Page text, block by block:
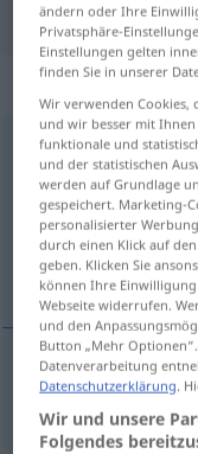
Übersetzung
aufschrecken
Übersicht aller
(Für mehr Details die
fæla á fætur
fælaáfætur
ändern oder Ihre
Privatsphäre-
Einstellungen gelten
finden Sie in unserer
Wir verwenden Cookies,
und wir besser mit
funktionale und
und der statistischen
werden auf Grundlage
gespeichert. Marketing-
personalisierter
durch einen Klick auf
geben. Klicken Sie
können Ihre
Webseite widerrufen.
und den
Button „Mehr
Datenverarbeitung
Datenschutzerklärung.
Wir und unsere
Folgendes